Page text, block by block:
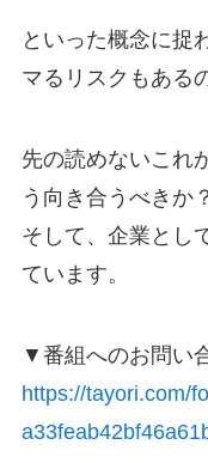
といった概念に捉
マるリスクもある
先の読めないこれ
う向き合うべきか？
そして、企業とし
ています。
▼番組へのお問い
https://tayori.com/